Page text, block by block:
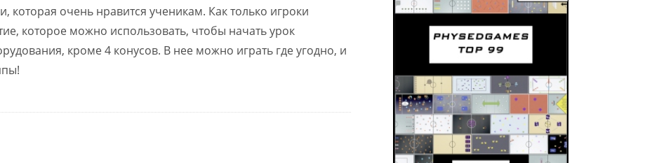
которая очень нравится ученикам. Как только игроки
которое можно использовать, чтобы начать урок
кроме 4 конусов. В нее можно играть где угодно, и